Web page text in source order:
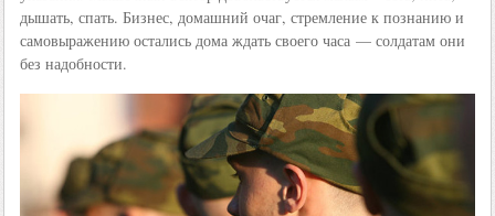
дышать, спать. Бизнес, домашний очаг, стремление к познанию и
самовыражению остались дома ждать своего часа — солдатам они
без надобности.